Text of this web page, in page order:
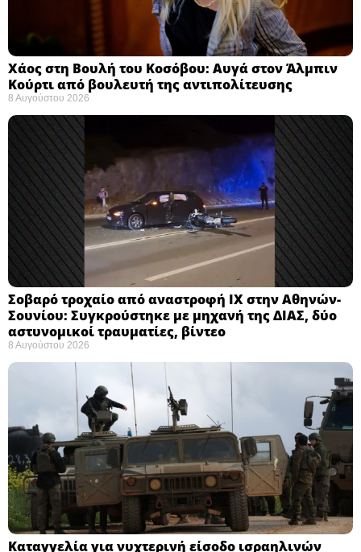
Χάος στη Βουλή του Κοσόβου: Αυγά στον Άλμπιν
Κούρτι από βουλευτή της αντιπολίτευσης
8 Αυγούστου 2026
Σοβαρό τροχαίο από αναστροφή ΙΧ στην Αθηνών-
Σουνίου: Συγκρούστηκε με μηχανή της ΔΙΑΣ, δύο
αστυνομικοί τραυματίες, βίντεο
8 Αυγούστου 2026
Καταγγελία για νυχτερινή είσοδο ισραηλινών